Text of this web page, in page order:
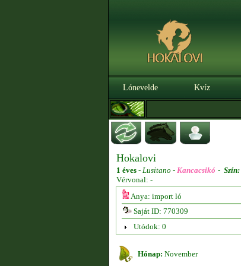
Lónevelde Kvíz
Hokalovi
1 éves - Lusitano - Kancacsikó - Szín:
Vérvonal: -
Anya: import ló
Saját ID: 770309
Utódok: 0
Hónap: November